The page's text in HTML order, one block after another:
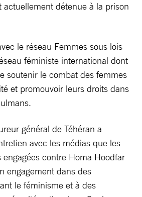
actuellement détenue à la prison
le réseau Femmes sous lois
féministe international dont
soutenir le combat des femmes
et promouvoir leurs droits dans
général de Téhéran a
avec les médias que les
engagées contre Homa Hoodfar
engagement dans des
le féminisme et à des